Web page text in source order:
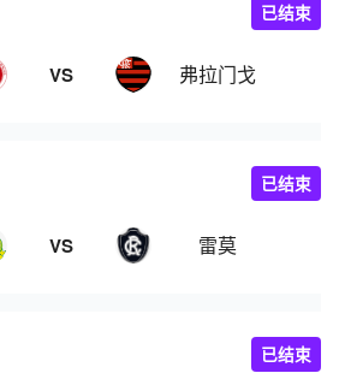
VS 弗拉门戈
已结束
VS 雷莫
已结束
已结束